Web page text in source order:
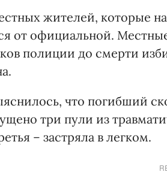
жителей, которые
от официальной.
полиции до смерти
что погибший
три пули из
– застряла в легком.